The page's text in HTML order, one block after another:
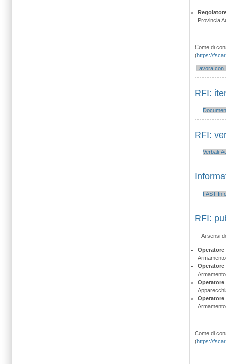
Provincia
Come di
(https://
Lavora con
RFI:
RFI:
Verbali-
FAST-
RFI:
Ai sensi
Come di
(https://